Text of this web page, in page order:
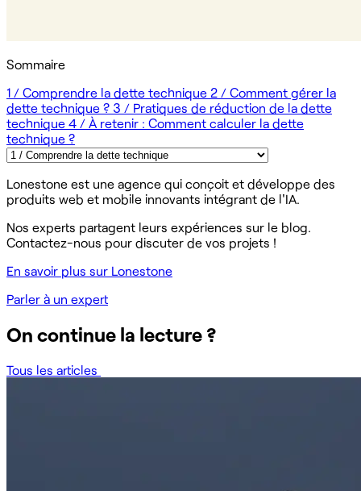
Sommaire
1 / Comprendre la dette technique 2 / Comment gérer la
dette technique ? 3 / Pratiques de réduction de la dette
technique 4 / À retenir : Comment calculer la dette
technique ?
Lonestone est une agence qui conçoit et développe des
produits web et mobile innovants intégrant de l'IA.
Nos experts partagent leurs expériences sur le blog.
Contactez-nous pour discuter de vos projets !
En savoir plus sur Lonestone
Parler à un expert
On continue la lecture ?
Tous les articles